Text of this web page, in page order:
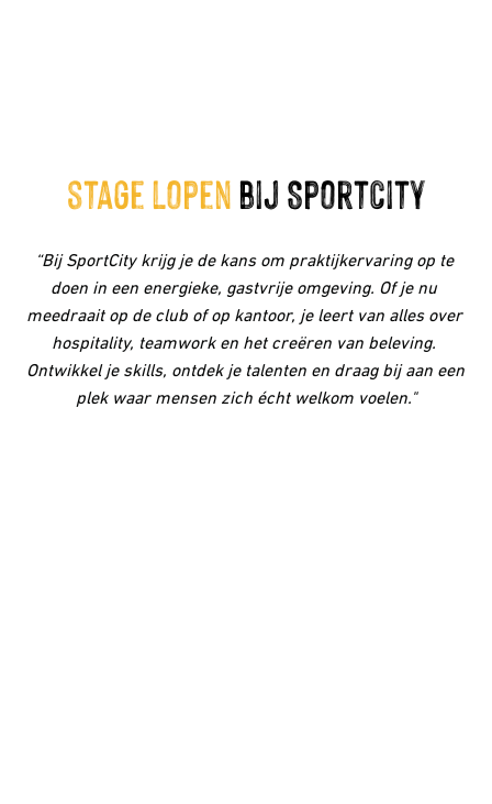
stage lopen bij SportCity
“Bij SportCity krijg je de kans om praktijkervaring op te
doen in een energieke, gastvrije omgeving. Of je nu
meedraait op de club of op kantoor, je leert van alles over
hospitality, teamwork en het creëren van beleving.
Ontwikkel je skills, ontdek je talenten en draag bij aan een
plek waar mensen zich écht welkom voelen."